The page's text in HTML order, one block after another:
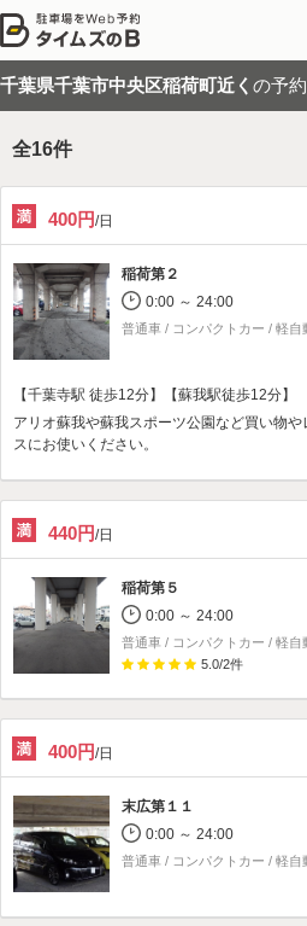
千葉県千葉市中央区稲荷町近く の予
全16件
400円/日
稲荷第２
0:00 ～ 24:00
普通車 / コンパクトカー / 軽自
【千葉寺駅 徒歩12分】【蘇我駅徒歩12分】
アリオ蘇我や蘇我スポーツ公園など買い物
スにお使いください。
440円/日
稲荷第５
0:00 ～ 24:00
普通車 / コンパクトカー / 軽自
5.0/2件
400円/日
末広第１１
0:00 ～ 24:00
普通車 / コンパクトカー / 軽自